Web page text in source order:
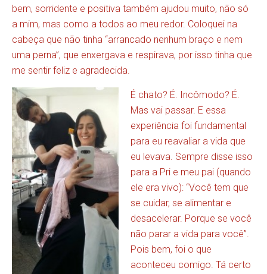
bem, sorridente e positiva também ajudou muito, não só
a mim, mas como a todos ao meu redor. Coloquei na
cabeça que não tinha “arrancado nenhum braço e nem
uma perna”, que enxergava e respirava, por isso tinha que
me sentir feliz e agradecida.
É chato? É. Incômodo? É.
Mas vai passar. E essa
experiência foi fundamental
para eu reavaliar a vida que
eu levava. Sempre disse isso
para a Pri e meu pai (quando
ele era vivo): “Você tem que
se cuidar, se alimentar e
desacelerar. Porque se você
não parar a vida para você”.
Pois bem, foi o que
aconteceu comigo. Tá certo